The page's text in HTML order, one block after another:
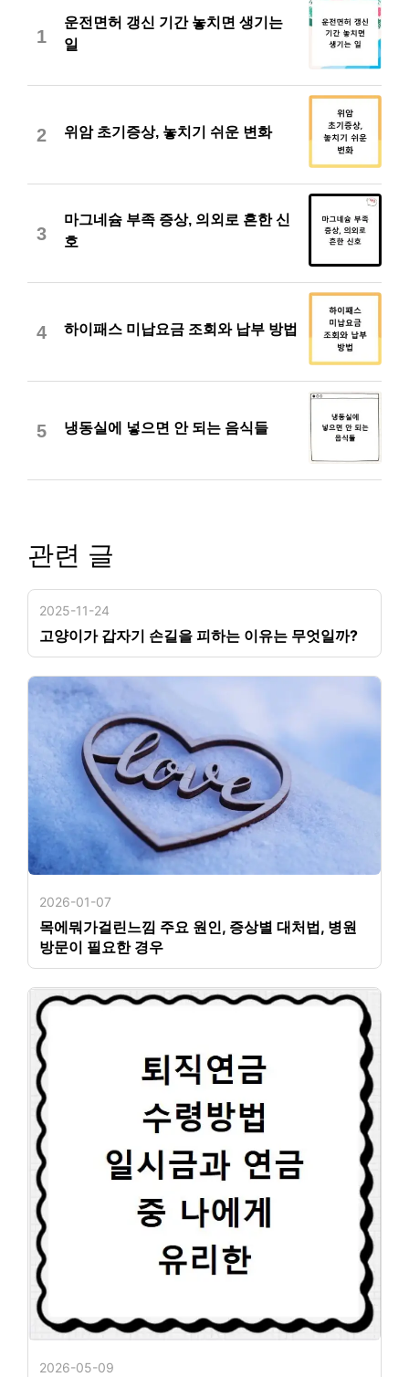
1
운전면허 갱신 기간 놓치면 생기는
일
2 위암 초기증상, 놓치기 쉬운 변화
3
마그네슘 부족 증상, 의외로 흔한 신
호
4 하이패스 미납요금 조회와 납부 방법
5 냉동실에 넣으면 안 되는 음식들
관련 글
2025-11-24
고양이가 갑자기 손길을 피하는 이유는 무엇일까?
2026-01-07
목에뭐가걸린느낌 주요 원인, 증상별 대처법, 병원
방문이 필요한 경우
2026-05-09